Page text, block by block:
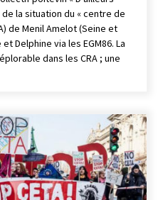
la situation du « centre de
de Menil Amelot (Seine et
Delphine via les EGM86. La
dans les CRA ; une